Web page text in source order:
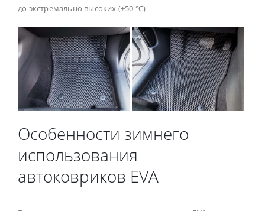
до экстремально высоких (+50 ℃)
Особенности зимнего
использования
автоковриков EVA